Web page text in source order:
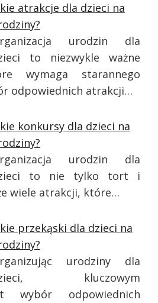
atrakcje dla dzieci na
urodzin dla
to niezwykle ważne
wymaga starannego
odpowiednich atrakcji…
konkursy dla dzieci na
urodzin dla
to nie tylko tort i
wiele atrakcji, które…
przekąski dla dzieci na
urodziny dla
kluczowym
wybór odpowiednich